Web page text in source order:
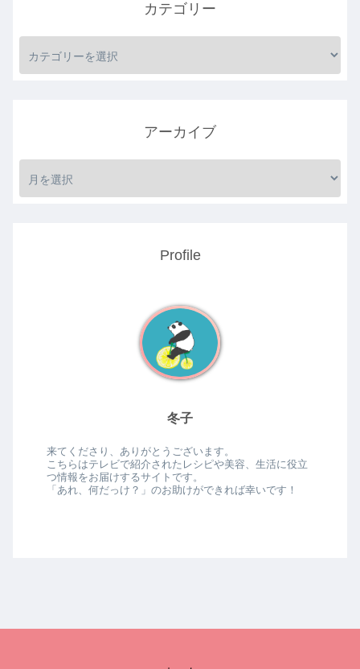
カテゴリー
アーカイブ
Profile
冬子
来てくださり、ありがとうございます。
こちらはテレビで紹介されたレシピや美容、生活に役立
つ情報をお届けするサイトです。
「あれ、何だっけ？」のお助けができれば幸いです！